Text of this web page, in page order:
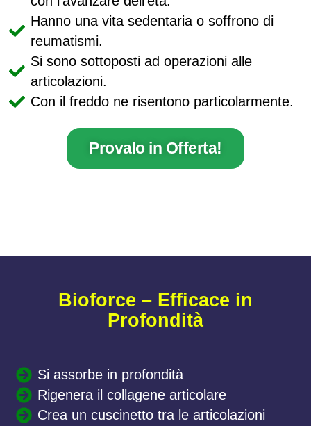
Hanno una vita sedentaria o soffrono di
reumatismi.
Si sono sottoposti ad operazioni alle
articolazioni.
Con il freddo ne risentono particolarmente.
Provalo in Offerta!
Bioforce – Efficace in
Profondità
Si assorbe in profondità
Rigenera il collagene articolare
Crea un cuscinetto tra le articolazioni